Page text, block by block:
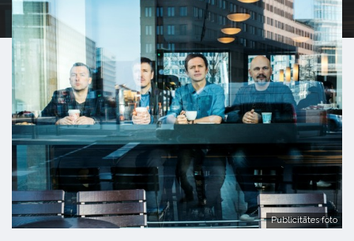
Publicitātes foto